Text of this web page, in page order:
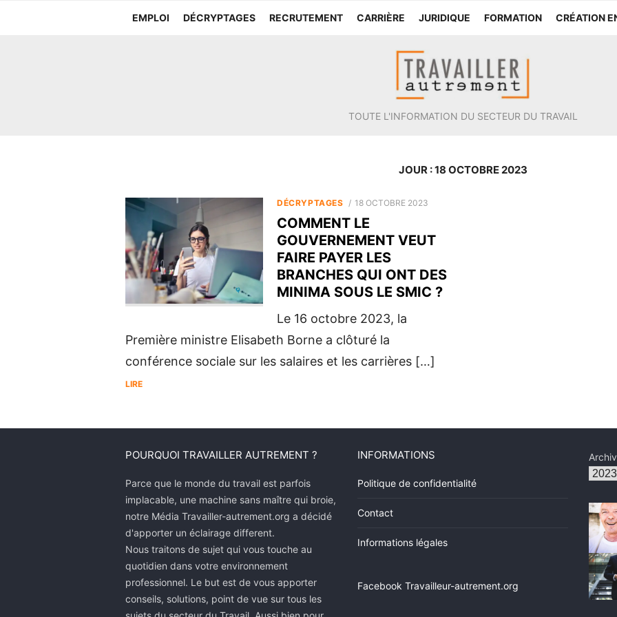
EMPLOI DÉCRYPTAGES RECRUTEMENT CARRIÈRE JURIDIQUE FORMATION CRÉATION
TOUTE L'INFORMATION DU SECTEUR DU TRAVAIL
JOUR :18 OCTOBRE 2023
DÉCRYPTAGES
POSTED
18 OCTOBRE 2023
COMMENT LE
GOUVERNEMENT VEUT
FAIRE PAYER LES
BRANCHES QUI ONT DES
MINIMA SOUS LE SMIC ?
Le 16 octobre 2023, la
Première ministre Elisabeth Borne a clôturé la
conférence sociale sur les salaires et les carrières […]
LIRE
POURQUOI TRAVAILLER AUTREMENT ?
Parce que le monde du travail est parfois
implacable, une machine sans maître qui broie,
notre Média Travailler-autrement.org a décidé
d'apporter un éclairage different.
Nous traitons de sujet qui vous touche au
quotidien dans votre environnement
professionnel. Le but est de vous apporter
conseils, solutions, point de vue sur tous les
INFORMATIONS
Politique de confidentialité
Contact
Informations légales
Facebook Travailleur-autrement.org